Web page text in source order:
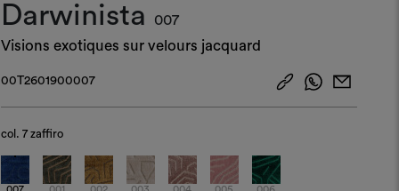
Darwinista
007
Visions exotiques sur velours jacquard
00T2601900007
col. 7 zaffiro